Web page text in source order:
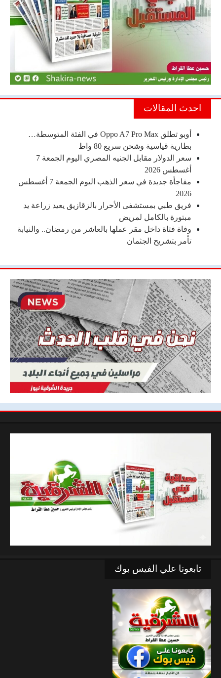
احدث المقالات
أوبو تطلق Oppo A7 Pro Max في الفئة المتوسطة…
بطارية قياسية وشحن سريع 80 واط
سعر الدولار مقابل الجنيه المصري اليوم الجمعة 7
أغسطس 2026
مفاجأة جديدة في سعر الذهب اليوم الجمعة 7 أغسطس
2026
فريق طبي بمستشفى الأحرار بالزقازيق يعيد زراعة يد
مبتورة بالكامل لمريض
وفاة فتاة داخل مقر عملها بالعاشر من رمضان.. والنيابة
تأمر بتشريح الجثمان
تابعونا علي الفيس بوك